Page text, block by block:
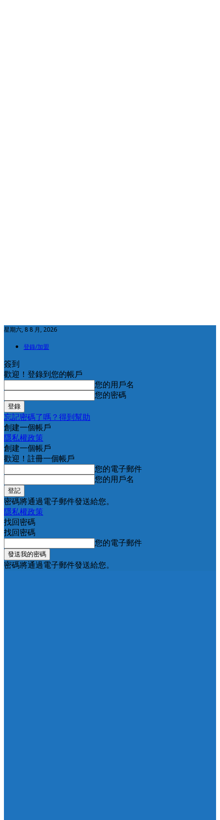
星期六, 8 8 月, 2026
登錄/加盟
簽到
歡迎！登錄到您的帳戶
您的用戶名
您的密碼
忘記密碼了嗎？得到幫助
創建一個帳戶
隱私權政策
創建一個帳戶
歡迎！註冊一個帳戶
您的電子郵件
您的用戶名
密碼將通過電子郵件發送給您。
隱私權政策
找回密碼
找回密碼
您的電子郵件
密碼將通過電子郵件發送給您。